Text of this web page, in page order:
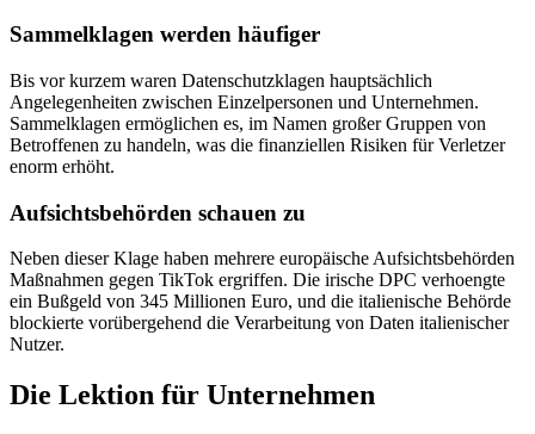
Sammelklagen werden häufiger
Bis vor kurzem waren Datenschutzklagen hauptsächlich
Angelegenheiten zwischen Einzelpersonen und Unternehmen.
Sammelklagen ermöglichen es, im Namen großer Gruppen von
Betroffenen zu handeln, was die finanziellen Risiken für Verletzer
enorm erhöht.
Aufsichtsbehörden schauen zu
Neben dieser Klage haben mehrere europäische Aufsichtsbehörden
Maßnahmen gegen TikTok ergriffen. Die irische DPC verhoengte
ein Bußgeld von 345 Millionen Euro, und die italienische Behörde
blockierte vorübergehend die Verarbeitung von Daten italienischer
Nutzer.
Die Lektion für Unternehmen